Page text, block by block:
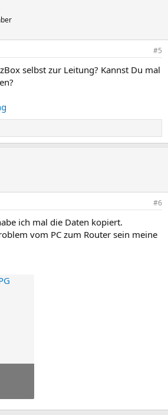
#5
selbst zur Leitung? Kannst Du mal
#6
ich mal die Daten kopiert.
vom PC zum Router sein meine